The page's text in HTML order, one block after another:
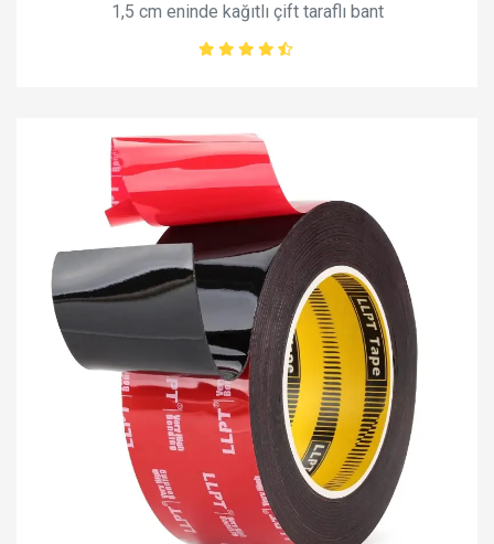
1,5 cm eninde kağıtlı çift taraflı bant